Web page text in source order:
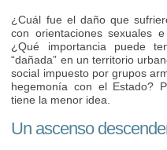
¿Cuál fue el daño que
con orientaciones sexuales
¿Qué importancia puede
“dañada” en un territorio
social impuesto por grupos
hegemonía con el Estado?
tiene la menor idea.
Un ascenso